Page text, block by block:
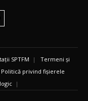
SPTFM | Termeni și
Politică privind fișierele
|